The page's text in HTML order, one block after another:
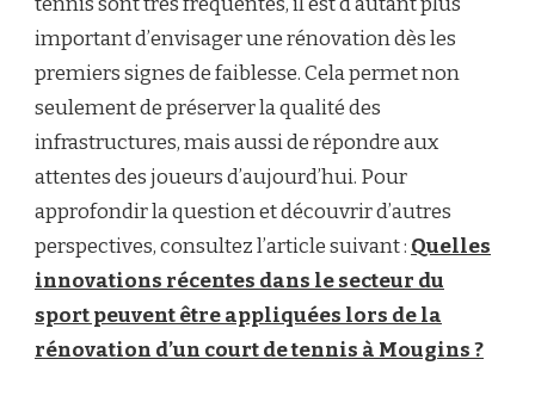
important d’envisager une rénovation dès les
premiers signes de faiblesse. Cela permet non
seulement de préserver la qualité des
infrastructures, mais aussi de répondre aux
attentes des joueurs d’aujourd’hui. Pour
approfondir la question et découvrir d’autres
perspectives, consultez l’article suivant : Quelles
innovations récentes dans le secteur du
sport peuvent être appliquées lors de la
rénovation d’un court de tennis à Mougins ?